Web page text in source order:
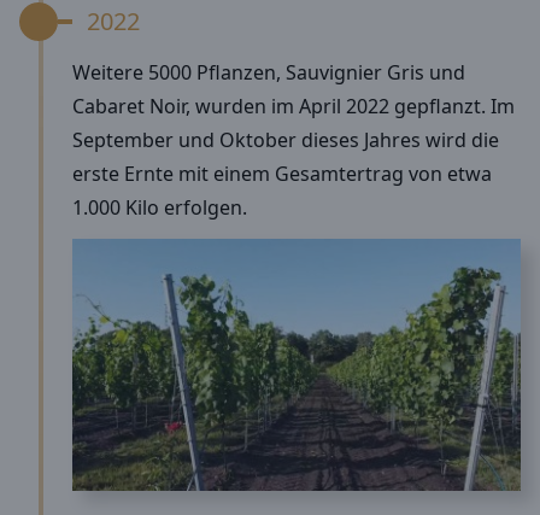
2022
Weitere 5000 Pflanzen, Sauvignier Gris und
Cabaret Noir, wurden im April 2022 gepflanzt. Im
September und Oktober dieses Jahres wird die
erste Ernte mit einem Gesamtertrag von etwa
1.000 Kilo erfolgen.